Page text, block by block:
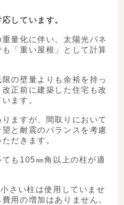
しています。
量化に伴い、太陽光パネ
「重い屋根」として計算
の壁量よりも余裕を持っ
正前に建築した住宅も改
ます。
ますが、間取りにおいて
と耐震のバランスを考慮
だきます。
も105㎜角以上の柱が適
さい柱は使用していませ
用の増加はありません。